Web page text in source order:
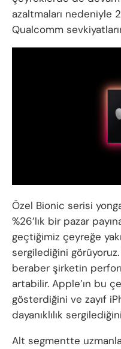
azaltmaları nedeniyle
Qualcomm
Özel Bionic serisi
%26’lık bir pazar
geçtiğimiz çeyreğe
sergilediğini görüyoruz.
beraber şirketin
artabilir. Apple’ın bu
gösterdiğini ve zayıf
dayanıklılık
Alt segmentte